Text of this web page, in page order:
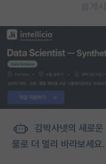
게
김박사넷의 새로
물로 더 멀리 바라보세요.